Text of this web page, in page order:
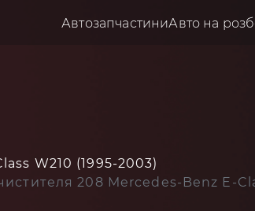
АвтозапчастиниАвто на
W210 (1995-2003)
208 Mercedes-Benz E-